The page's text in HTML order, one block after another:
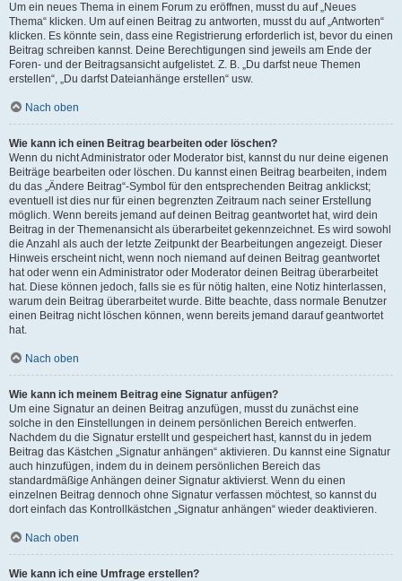
Um ein neues Thema in einem Forum zu eröffnen, musst du auf „Neues
Thema“ klicken. Um auf einen Beitrag zu antworten, musst du auf „Antworten“
klicken. Es könnte sein, dass eine Registrierung erforderlich ist, bevor du einen
Beitrag schreiben kannst. Deine Berechtigungen sind jeweils am Ende der
Foren- und der Beitragsansicht aufgelistet. Z. B. „Du darfst neue Themen
erstellen“, „Du darfst Dateianhänge erstellen“ usw.
Nach oben
Wie kann ich einen Beitrag bearbeiten oder löschen?
Wenn du nicht Administrator oder Moderator bist, kannst du nur deine eigenen
Beiträge bearbeiten oder löschen. Du kannst einen Beitrag bearbeiten, indem
du das „Ändere Beitrag“-Symbol für den entsprechenden Beitrag anklickst;
eventuell ist dies nur für einen begrenzten Zeitraum nach seiner Erstellung
möglich. Wenn bereits jemand auf deinen Beitrag geantwortet hat, wird dein
Beitrag in der Themenansicht als überarbeitet gekennzeichnet. Es wird sowohl
die Anzahl als auch der letzte Zeitpunkt der Bearbeitungen angezeigt. Dieser
Hinweis erscheint nicht, wenn noch niemand auf deinen Beitrag geantwortet
hat oder wenn ein Administrator oder Moderator deinen Beitrag überarbeitet
hat. Diese können jedoch, falls sie es für nötig halten, eine Notiz hinterlassen,
warum dein Beitrag überarbeitet wurde. Bitte beachte, dass normale Benutzer
einen Beitrag nicht löschen können, wenn bereits jemand darauf geantwortet
hat.
Nach oben
Wie kann ich meinem Beitrag eine Signatur anfügen?
Um eine Signatur an deinen Beitrag anzufügen, musst du zunächst eine
solche in den Einstellungen in deinem persönlichen Bereich entwerfen.
Nachdem du die Signatur erstellt und gespeichert hast, kannst du in jedem
Beitrag das Kästchen „Signatur anhängen“ aktivieren. Du kannst eine Signatur
auch hinzufügen, indem du in deinem persönlichen Bereich das
standardmäßige Anhängen deiner Signatur aktivierst. Wenn du einen
einzelnen Beitrag dennoch ohne Signatur verfassen möchtest, so kannst du
dort einfach das Kontrollkästchen „Signatur anhängen“ wieder deaktivieren.
Nach oben
Wie kann ich eine Umfrage erstellen?